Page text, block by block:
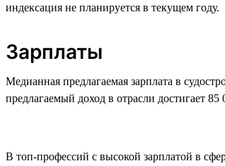
индексация не планируется в текущем году.
Зарплаты
Медианная предлагаемая зарплата в
предлагаемый доход в отрасли достигает
В топ-профессий с высокой зарплатой в